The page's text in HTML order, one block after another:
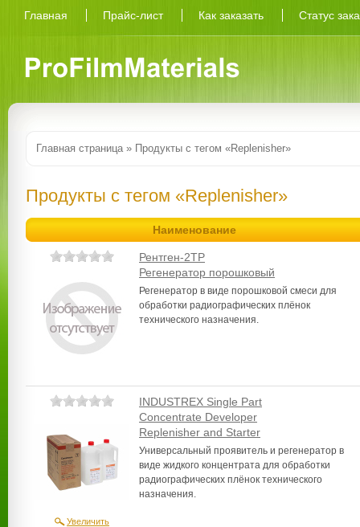
Главная Прайс-лист Как заказать Статус
Главная страница» Продукты с тегом «Replenisher»
Продукты с тегом «Replenisher»
Наименование
Рентген-2ТР
Регенератор порошковый
Регенератор в виде порошковой смеси для
обработки радиографических плёнок
технического назначения.
Увеличить
INDUSTREX Single Part
Concentrate Developer
Replenisher and Starter
Универсальный проявитель и регенератор в
виде жидкого концентрата для обработки
радиографических плёнок технического
назначения.